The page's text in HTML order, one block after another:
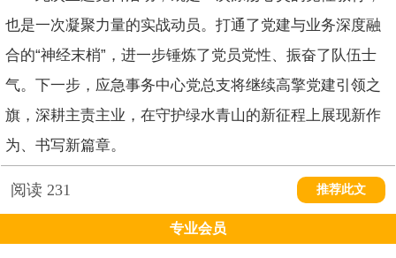
也是一次凝聚力量的实战动员。打通了党建与业务深度融
合的“神经末梢”，进一步锤炼了党员党性、振奋了队伍士
气。下一步，应急事务中心党总支将继续高擎党建引领之
旗，深耕主责主业，在守护绿水青山的新征程上展现新作
为、书写新篇章。
阅读 231 推荐此文
专业会员